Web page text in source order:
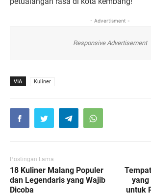
- Advertisment -
Responsive Advertisement
VIA Kuliner
Postingan Lama
18 Kuliner Malang Populer
dan Legendaris yang Wajib
Dicoba
yang
untuk